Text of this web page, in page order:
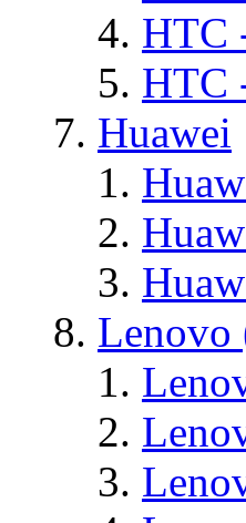
HTC
HTC
Huawei